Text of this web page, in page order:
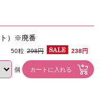
ト）※廃番
50粒 298円 238円
個